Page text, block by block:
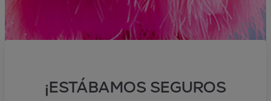
¡ESTÁBAMOS SEGUROS